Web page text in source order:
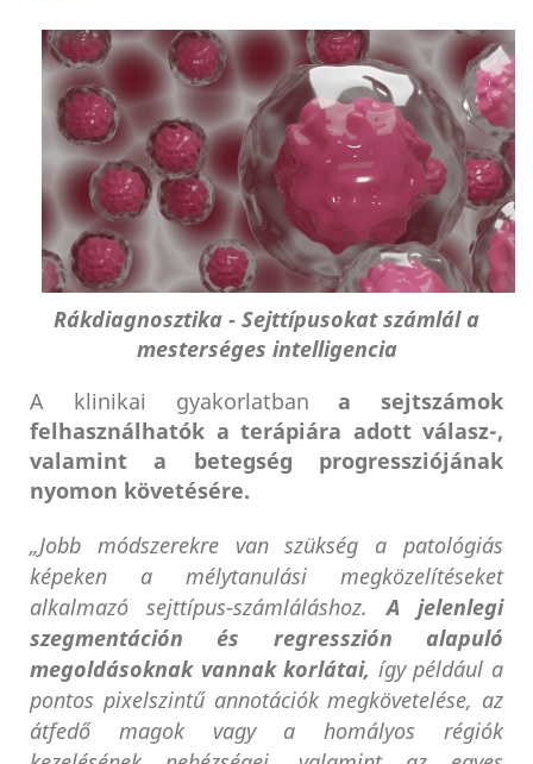
Rákdiagnosztika - Sejttípusokat számlál a
mesterséges intelligencia
A klinikai gyakorlatbana sejtszámok
felhasználhatók a terápiára adott válasz-,
valamint a betegség progressziójának
nyomon követésére.
„Jobb módszerekre van szükség a patológiás
képeken a mélytanulási megközelítéseket
alkalmazó sejttípus-számláláshoz.A jelenlegi
szegmentáción és regresszión alapuló
megoldásoknak vannak korlátai, így például a
pontos pixelszintű annotációk megkövetelése, az
átfedő magok vagy a homályos régiók